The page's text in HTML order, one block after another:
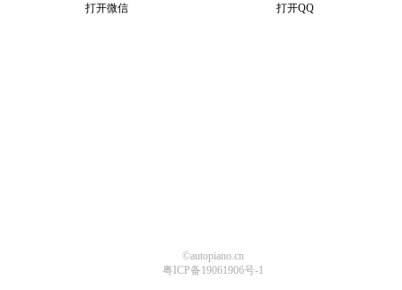
打开微信 打开QQ
©autopiano.cn
粤ICP备19061906号-1